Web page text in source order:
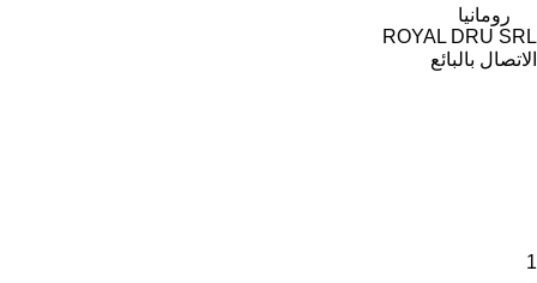
رومانيا
ROYAL DRU SRL
الاتصال بالبائع
1